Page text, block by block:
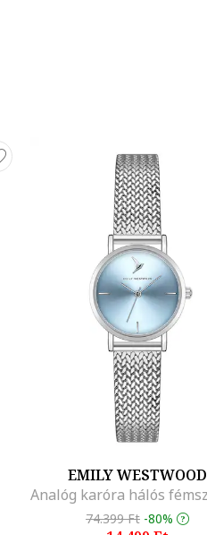
EMILY WESTWOOD
74.399 Ft -80%